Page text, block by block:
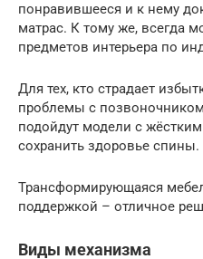
понравившееся и к нему
матрас. К тому же, всегда
предметов интерьера по
Для тех, кто страдает
проблемы с
подойдут модели с
сохранить здоровье спины.
Трансформирующаяся
поддержкой – отличное
Виды механизма